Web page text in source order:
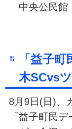
中央公民館
「益子
木SCvs
8月9日(日)、
「益子町民